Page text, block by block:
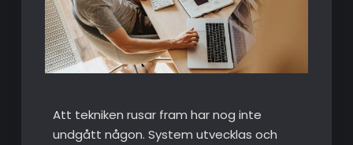
Att tekniken rusar fram har nog inte
undgått någon. System utvecklas och